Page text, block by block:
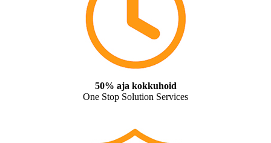
50% aja kokkuhoid
One Stop Solution Services